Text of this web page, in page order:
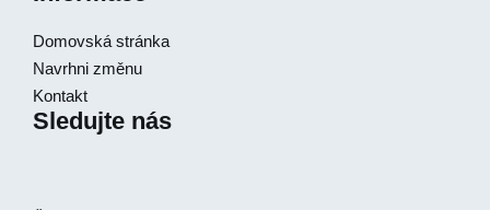
Domovská stránka
Navrhni změnu
Kontakt
Sledujte nás